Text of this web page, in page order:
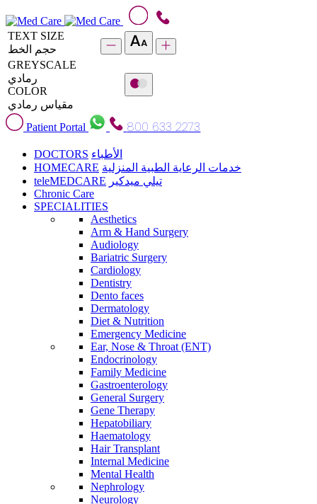
TEXT SIZE
حجم الخط
GREYSCALE
رمادي
COLOR
مقياس رمادي
Patient Portal
800 633 2273
DOCTORS الأطباء
HOMECARE خدمات الرعاية الطبية المنزلية
teleMEDCARE تيلي ميدكير
Chronic Care
SPECIALITIES
Aesthetics
Arm & Hand Surgery
Audiology
Bariatric Surgery
Cardiology
Dentistry
Dento faces
Dermatology
Diet & Nutrition
Emergency Medicine
Ear, Nose & Throat (ENT)
Endocrinology
Family Medicine
Gastroenterology
General Surgery
Gene Therapy
Hepatobiliary
Haematology
Hair Transplant
Internal Medicine
Mental Health
Nephrology
Neurology